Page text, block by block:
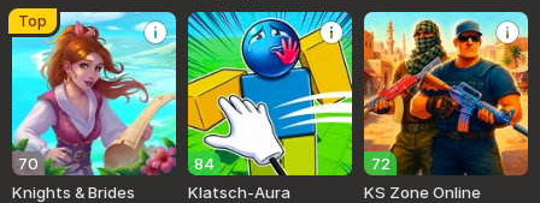
70
Top
Knights & Brides
84
Klatsch-Aura
72
KS Zone Online